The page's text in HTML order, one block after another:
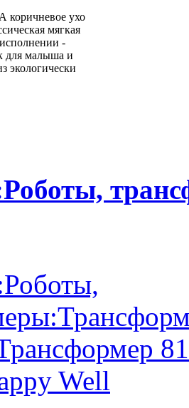
ухо
мягкая
-
для малыша и
экологически